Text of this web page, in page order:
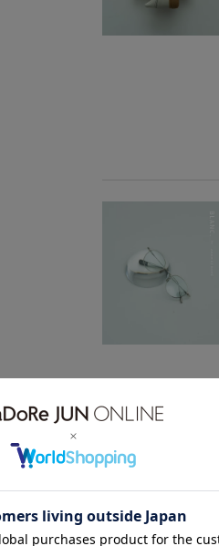
関連タグ
夏コーデ
大人カジュアル